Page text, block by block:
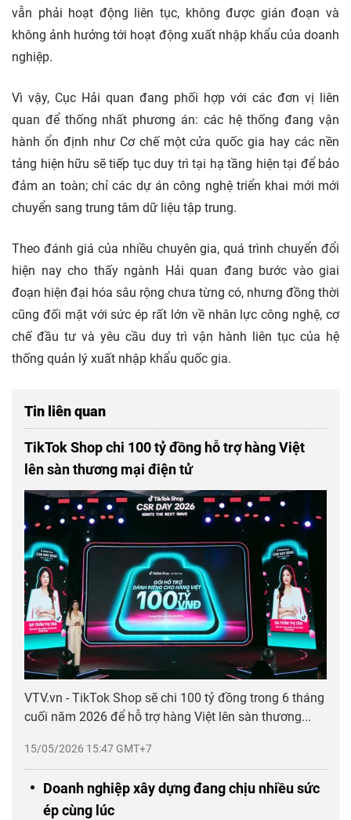
vẫn phải hoạt động liên tục, không được gián đoạn và
không ảnh hưởng tới hoạt động xuất nhập khẩu của doanh
nghiệp.
Vì vậy, Cục Hải quan đang phối hợp với các đơn vị liên
quan để thống nhất phương án: các hệ thống đang vận
hành ổn định như Cơ chế một cửa quốc gia hay các nền
tảng hiện hữu sẽ tiếp tục duy trì tại hạ tầng hiện tại để bảo
đảm an toàn; chỉ các dự án công nghệ triển khai mới mới
chuyển sang trung tâm dữ liệu tập trung.
Theo đánh giá của nhiều chuyên gia, quá trình chuyển đổi
hiện nay cho thấy ngành Hải quan đang bước vào giai
đoạn hiện đại hóa sâu rộng chưa từng có, nhưng đồng thời
cũng đối mặt với sức ép rất lớn về nhân lực công nghệ, cơ
chế đầu tư và yêu cầu duy trì vận hành liên tục của hệ
thống quản lý xuất nhập khẩu quốc gia.
Tin liên quan
TikTok Shop chi 100 tỷ đồng hỗ trợ hàng Việt
lên sàn thương mại điện tử
15/05/2026 15:47 GMT+7
VTV.vn - TikTok Shop sẽ chi 100 tỷ đồng trong 6 tháng
cuối năm 2026 để hỗ trợ hàng Việt lên sàn thương...
Doanh nghiệp xây dựng đang chịu nhiều sức
ép cùng lúc